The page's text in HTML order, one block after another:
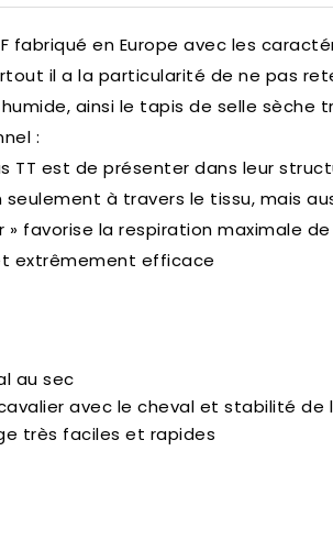
F fabriqué en Europe avec les
il a la particularité de ne pas
ainsi le tapis de selle sèche
:
TT est de présenter dans leur
seulement à travers le tissu, mais
» favorise la respiration maximale
extrêmement efficace
au sec
avec le cheval et stabilité de
très faciles et rapides